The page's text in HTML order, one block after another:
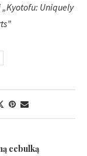
Uniquely
cebulką